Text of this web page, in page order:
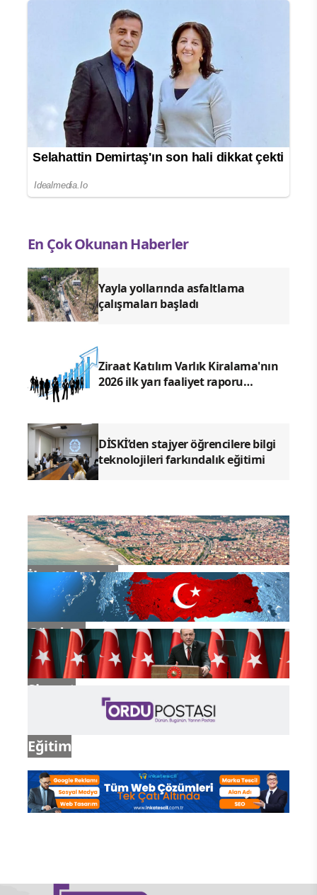
En Çok Okunan Haberler
Yayla yollarında asfaltlama
çalışmaları başladı
Ziraat Katılım Varlık Kiralama'nın
2026 ilk yarı faaliyet raporu
DİSKİ’den stajyer öğrencilere bilgi
teknolojileri farkındalık eğitimi
İlçe Haberleri
Gündem
Siyaset
Eğitim